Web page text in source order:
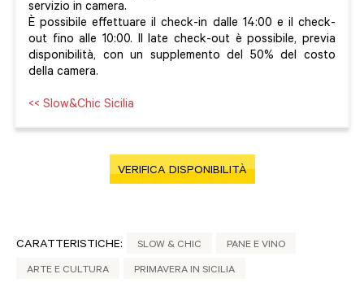
servizio in camera.
È possibile effettuare il check-in dalle 14:00 e il check-
out fino alle 10:00. Il late check-out è possibile, previa
disponibilità, con un supplemento del 50% del costo
della camera.
<< Slow&Chic Sicilia
VERIFICA DISPONIBILITÀ
CARATTERISTICHE: SLOW & CHIC PANE E VINO
ARTE E CULTURA PRIMAVERA IN SICILIA